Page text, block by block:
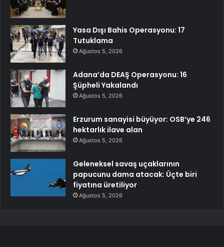
Yasa Dışı Bahis Operasyonu: 17
Tutuklama
Ağustos 5, 2026
Adana’da DEAŞ Operasyonu: 16
Şüpheli Yakalandı
Ağustos 5, 2026
Erzurum sanayisi büyüyor: OSB’ye 246
hektarlık ilave alan
Ağustos 5, 2026
Geleneksel savaş uçaklarının
papucunu dama atacak: Üçte biri
fiyatına üretiliyor
Ağustos 5, 2026